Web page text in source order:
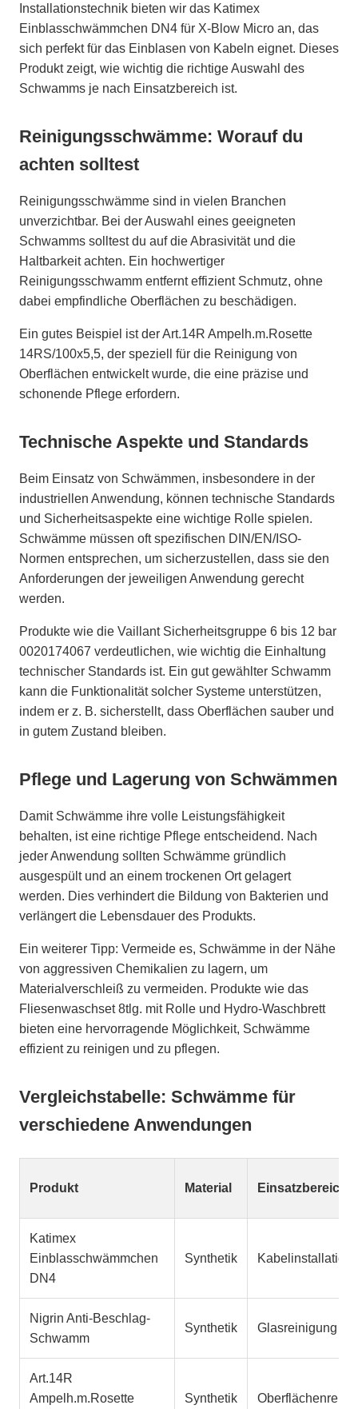
Installationstechnik bieten wir das Katimex
Einblasschwämmchen DN4 für X-Blow Micro an, das
sich perfekt für das Einblasen von Kabeln eignet. Dieses
Produkt zeigt, wie wichtig die richtige Auswahl des
Schwamms je nach Einsatzbereich ist.
Reinigungsschwämme: Worauf du
achten solltest
Reinigungsschwämme sind in vielen Branchen
unverzichtbar. Bei der Auswahl eines geeigneten
Schwamms solltest du auf die Abrasivität und die
Haltbarkeit achten. Ein hochwertiger
Reinigungsschwamm entfernt effizient Schmutz, ohne
dabei empfindliche Oberflächen zu beschädigen.
Ein gutes Beispiel ist der Art.14R Ampelh.m.Rosette
14RS/100x5,5, der speziell für die Reinigung von
Oberflächen entwickelt wurde, die eine präzise und
schonende Pflege erfordern.
Technische Aspekte und Standards
Beim Einsatz von Schwämmen, insbesondere in der
industriellen Anwendung, können technische Standards
und Sicherheitsaspekte eine wichtige Rolle spielen.
Schwämme müssen oft spezifischen DIN/EN/ISO-
Normen entsprechen, um sicherzustellen, dass sie den
Anforderungen der jeweiligen Anwendung gerecht
werden.
Produkte wie die Vaillant Sicherheitsgruppe 6 bis 12 bar
0020174067 verdeutlichen, wie wichtig die Einhaltung
technischer Standards ist. Ein gut gewählter Schwamm
kann die Funktionalität solcher Systeme unterstützen,
indem er z. B. sicherstellt, dass Oberflächen sauber und
in gutem Zustand bleiben.
Pflege und Lagerung von Schwämmen
Damit Schwämme ihre volle Leistungsfähigkeit
behalten, ist eine richtige Pflege entscheidend. Nach
jeder Anwendung sollten Schwämme gründlich
ausgespült und an einem trockenen Ort gelagert
werden. Dies verhindert die Bildung von Bakterien und
verlängert die Lebensdauer des Produkts.
Ein weiterer Tipp: Vermeide es, Schwämme in der Nähe
von aggressiven Chemikalien zu lagern, um
Materialverschleiß zu vermeiden. Produkte wie das
Fliesenwaschset 8tlg. mit Rolle und Hydro-Waschbrett
bieten eine hervorragende Möglichkeit, Schwämme
effizient zu reinigen und zu pflegen.
Vergleichstabelle: Schwämme für
verschiedene Anwendungen
Produkt Material Einsatzbereich
Katimex
Einblasschwämmchen
DN4
Synthetik Kabelinstallation
Nigrin Anti-Beschlag-
Schwamm
Synthetik Glasreinigung
Art.14R
Ampelh.m.Rosette
Synthetik